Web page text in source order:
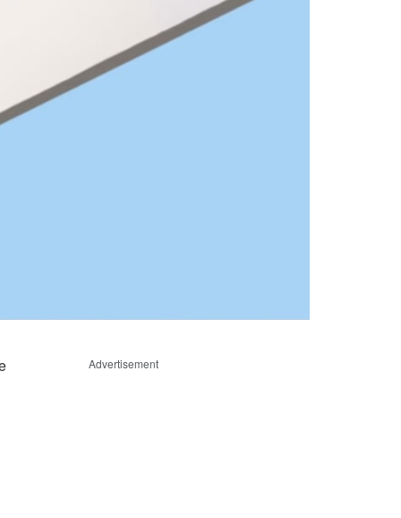
Advertisement